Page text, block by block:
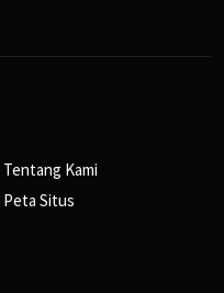
Tentang Kami
Peta Situs